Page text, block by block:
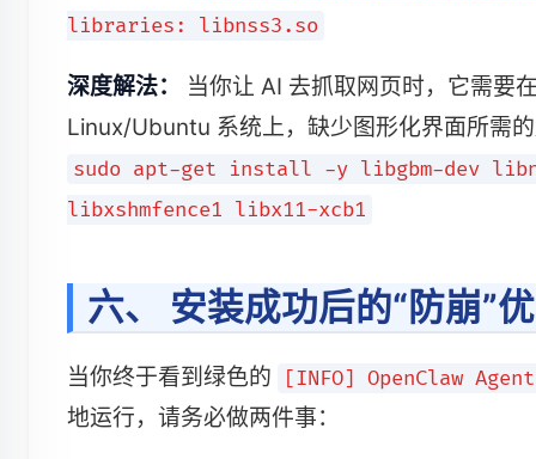
libraries: libnss3.so
深度解法：
当你让 AI 去抓取网页时，它需要
Linux/Ubuntu 系统上，缺少图形化界面所需
sudo apt-get install -y libgbm-dev
libxshmfence1 libx11-xcb1
六、 安装成功后的“防崩”
当你终于看到绿色的 [INFO] OpenClaw
地运行，请务必做两件事：